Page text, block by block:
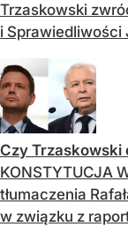
Trzaskowski
i Sprawiedliwości
Czy Trzaskowski
KONSTYTUCJA
tłumaczenia
w związku z